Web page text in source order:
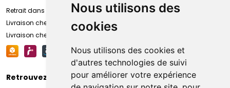
Nous utilisons des
cookies
Nous utilisons des cookies et
d'autres technologies de suivi
pour améliorer votre expérience
Retrait dans la pharmacie d’Amiens
Livraison chez vous
Livraison chez votre commerçant
Retrouvez-nous sur vos réseaux sociaux